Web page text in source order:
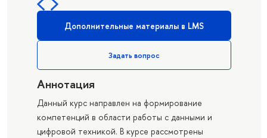
Дополнительные материалы в LMS
Задать вопрос
Аннотация
Данный курс направлен на формирование
компетенций в области работы с данными и
цифровой техникой. В курсе рассмотрены